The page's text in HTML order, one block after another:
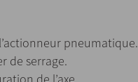
pneumatique.
de serrage.